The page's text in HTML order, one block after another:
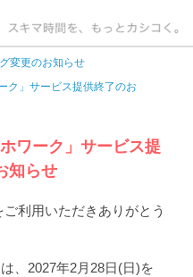
変更のお知らせ
ク」サービス提供終了のお
ワーク」サービス提
知らせ
利用いただきありがとう
、2027年2月28日(日)を